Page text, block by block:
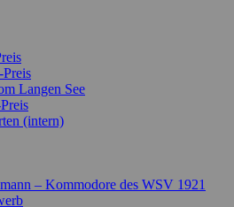
Langen See
(intern)
– Kommodore des WSV 1921